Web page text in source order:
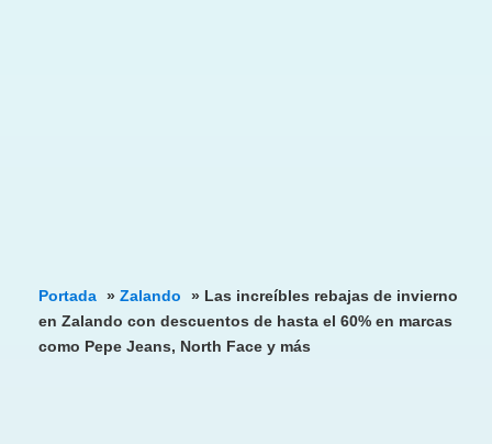
Portada » Zalando » Las increíbles rebajas de invierno
en Zalando con descuentos de hasta el 60% en marcas
como Pepe Jeans, North Face y más